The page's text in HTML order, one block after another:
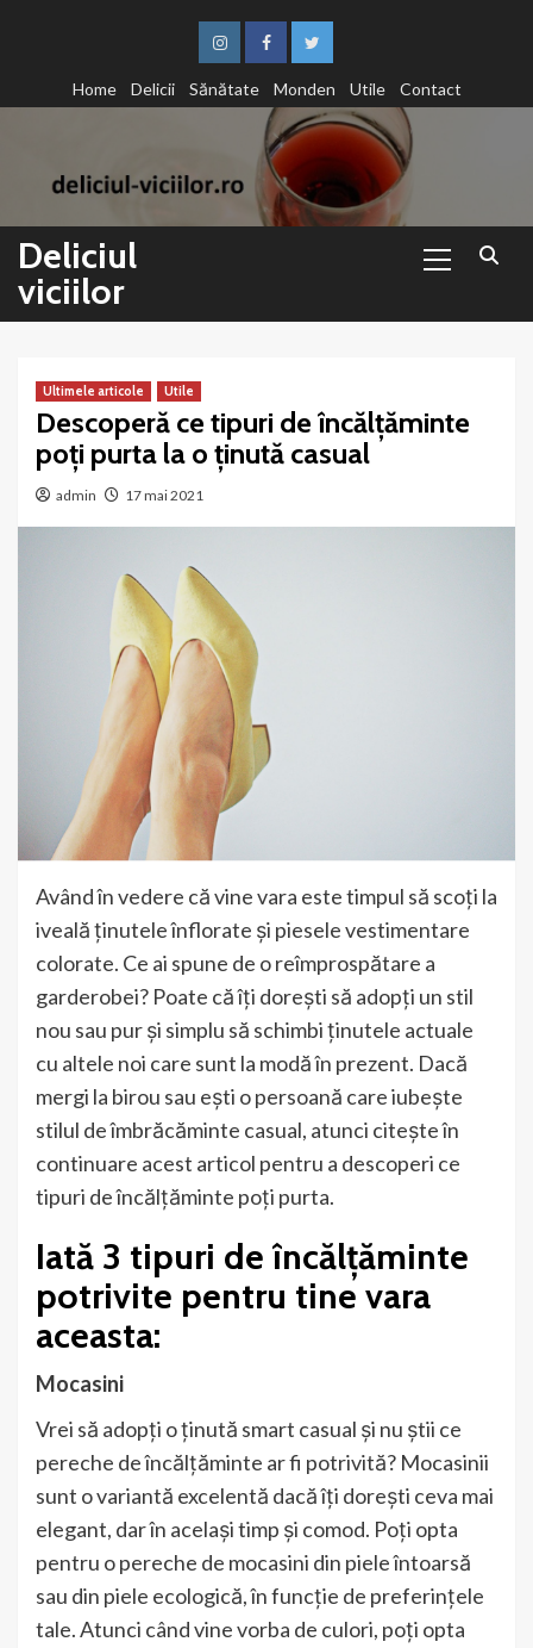
InstagramFacebookTwitter
Home
Delicii Sănătate Monden Utile Contact
Deliciul
viciilor
Menu
Ultimele articole Utile
Descoperă ce tipuri de încălțăminte
poți purta la o ținută casual
admin 17 mai 2021
Având în vedere că vine vara este timpul să scoți la
iveală ținutele înflorate și piesele vestimentare
colorate. Ce ai spune de o reîmprospătare a
garderobei? Poate că îți dorești să adopți un stil
nou sau pur și simplu să schimbi ținutele actuale
cu altele noi care sunt la modă în prezent. Dacă
mergi la birou sau ești o persoană care iubește
stilul de îmbrăcăminte casual, atunci citește în
continuare acest articol pentru a descoperi ce
tipuri de încălțăminte poți purta.
Iată 3 tipuri de încălțăminte
potrivite pentru tine vara
aceasta:
Mocasini
Vrei să adopți o ținută smart casual și nu știi ce
pereche de încălțăminte ar fi potrivită? Mocasinii
sunt o variantă excelentă dacă îți dorești ceva mai
elegant, dar în același timp și comod. Poți opta
pentru o pereche de mocasini din piele întoarsă
sau din piele ecologică, în funcție de preferințele
tale. Atunci când vine vorba de culori, poți opta